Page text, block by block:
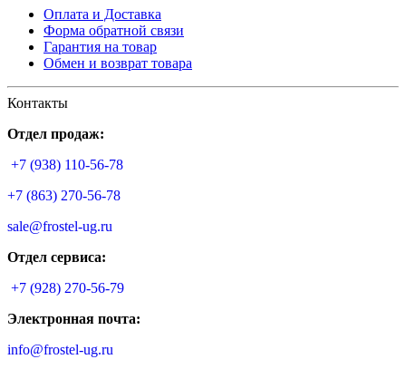
Оплата и Доставка
Форма обратной связи
Гарантия на товар
Обмен и возврат товара
Контакты
Отдел продаж:
+7 (938) 110-56-78
+7 (863) 270-56-78
sale@frostel-ug.ru
Отдел сервиса:
+7 (928) 270-56-79
Электронная почта:
info@frostel-ug.ru